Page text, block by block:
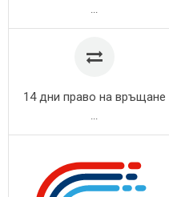
14 дни право на връщане